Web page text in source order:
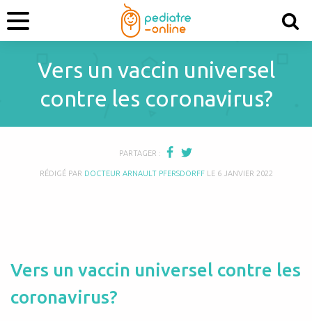
Vers un vaccin universel
contre les coronavirus?
PARTAGER :
RÉDIGÉ PAR DOCTEUR ARNAULT PFERSDORFFLE 6 JANVIER 2022
Vers un vaccin universel contre les
coronavirus?